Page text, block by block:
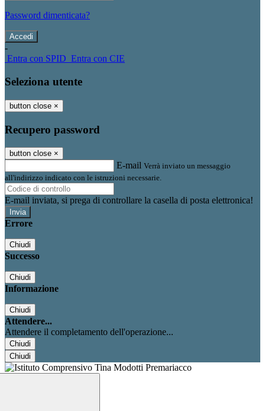
Password dimenticata?
-
Entra con SPID Entra con CIE
Seleziona utente
button close ×
Recupero password
button close ×
E-mail Verrà inviato un messaggio
all'indirizzo indicato con le istruzioni necessarie.
E-mail inviata, si prega di controllare la casella di posta elettronica!
Errore
Chiudi
Successo
Chiudi
Informazione
Chiudi
Attendere...
Attendere il completamento dell'operazione...
Chiudi
Chiudi